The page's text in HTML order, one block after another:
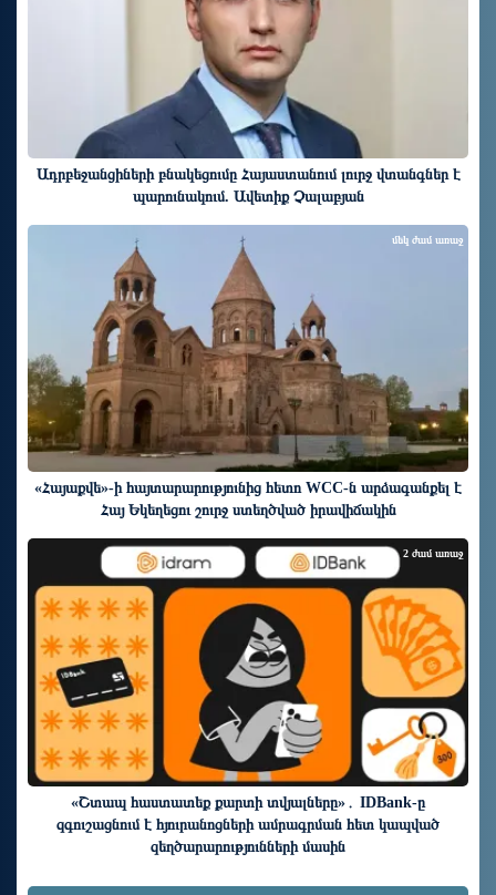
Ադրբեջանցիների բնակեցումը Հայաստանում լուրջ վտանգներ է
պարունակում. Ավետիք Չալաբյան
«Հայաքվե»-ի հայտարարությունից հետո WCC-ն արձագանքել է
Հայ Եկեղեցու շուրջ ստեղծված իրավիճակին
մեկ ժամ առաջ
«Շտապ հաստատեք քարտի տվյալները»․ IDBank-ը
զգուշացնում է հյուրանոցների ամրագրման հետ կապված
զեղծարարությունների մասին
2 ժամ առաջ